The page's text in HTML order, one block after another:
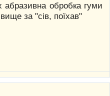
обробка гуми
за "сів, поїхав"